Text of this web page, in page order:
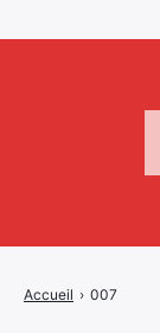
Accueil › 007